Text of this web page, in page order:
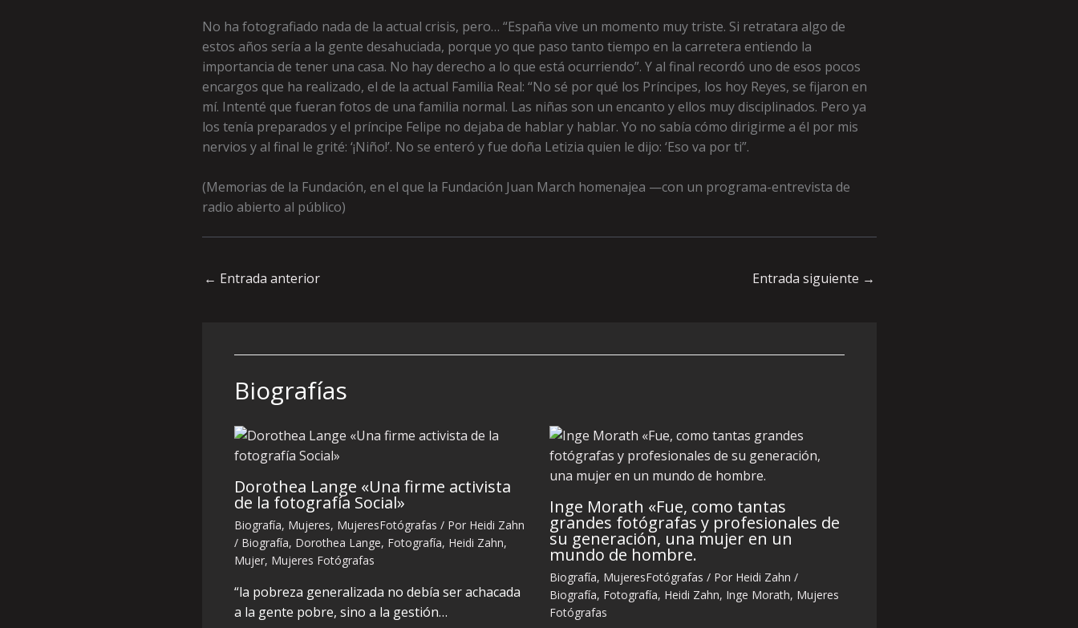
No ha fotografiado nada de la actual crisis, pero… “España vive un momento muy triste. Si retratara algo de
estos años sería a la gente desahuciada, porque yo que paso tanto tiempo en la carretera entiendo la
importancia de tener una casa. No hay derecho a lo que está ocurriendo”. Y al final recordó uno de esos pocos
encargos que ha realizado, el de la actual Familia Real: “No sé por qué los Príncipes, los hoy Reyes, se fijaron en
mí. Intenté que fueran fotos de una familia normal. Las niñas son un encanto y ellos muy disciplinados. Pero ya
los tenía preparados y el príncipe Felipe no dejaba de hablar y hablar. Yo no sabía cómo dirigirme a él por mis
nervios y al final le grité: ‘¡Niño!’. No se enteró y fue doña Letizia quien le dijo: ‘Eso va por ti”.
(Memorias de la Fundación, en el que la Fundación Juan March homenajea —con un programa-entrevista de
radio abierto al público)
← Entrada anterior Entrada siguiente →
Biografías
Dorothea Lange «Una firme activista
de la fotografía Social»
Biografía, Mujeres, MujeresFotógrafas / Por Heidi Zahn
/ Biografía, Dorothea Lange, Fotografía, Heidi Zahn,
Mujer, Mujeres Fotógrafas
“la pobreza generalizada no debía ser achacada
a la gente pobre, sino a la gestión…
Inge Morath «Fue, como tantas
grandes fotógrafas y profesionales de
su generación, una mujer en un
mundo de hombre.
Biografía, MujeresFotógrafas / Por Heidi Zahn /
Biografía, Fotografía, Heidi Zahn, Inge Morath, Mujeres
Fotógrafas